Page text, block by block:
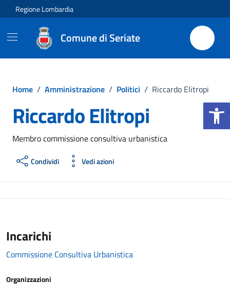
Apri la
Vai ai contenuti
Vai al footer
Regione Lombardia
Comune di Seriate
Home / Amministrazione / Politici / Riccardo Elitropi
Riccardo Elitropi
Membro commissione consultiva urbanistica
Condividi Vedi azioni
Incarichi
Commissione Consultiva Urbanistica
Organizzazioni